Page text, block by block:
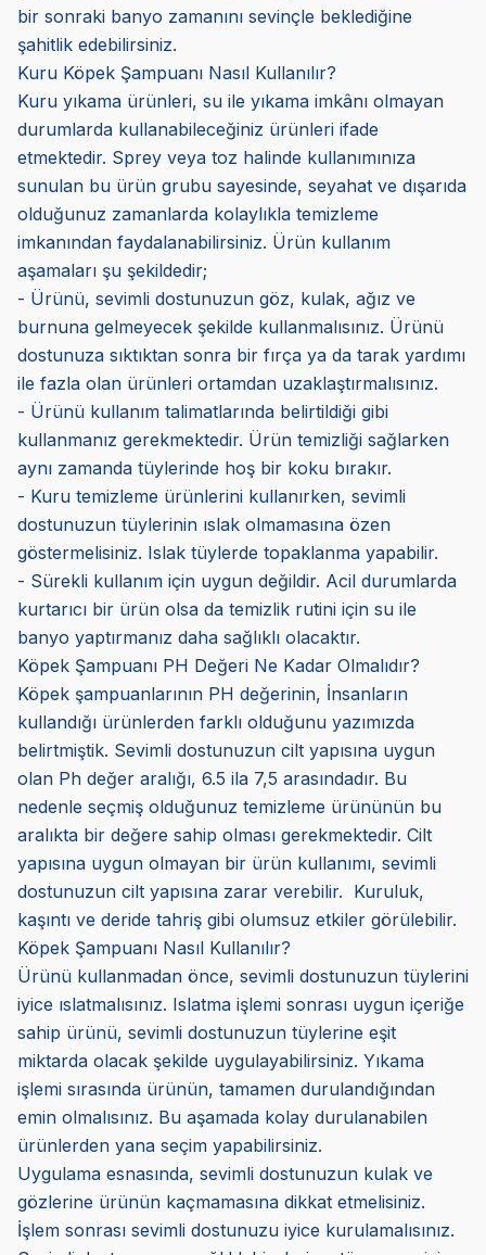
bir sonraki banyo zamanını sevinçle beklediğine
şahitlik edebilirsiniz.
Kuru Köpek Şampuanı Nasıl Kullanılır?
Kuru yıkama ürünleri, su ile yıkama imkânı olmayan
durumlarda kullanabileceğiniz ürünleri ifade
etmektedir. Sprey veya toz halinde kullanımınıza
sunulan bu ürün grubu sayesinde, seyahat ve dışarıda
olduğunuz zamanlarda kolaylıkla temizleme
imkanından faydalanabilirsiniz. Ürün kullanım
aşamaları şu şekildedir;
- Ürünü, sevimli dostunuzun göz, kulak, ağız ve
burnuna gelmeyecek şekilde kullanmalısınız. Ürünü
dostunuza sıktıktan sonra bir fırça ya da tarak yardımı
ile fazla olan ürünleri ortamdan uzaklaştırmalısınız.
- Ürünü kullanım talimatlarında belirtildiği gibi
kullanmanız gerekmektedir. Ürün temizliği sağlarken
aynı zamanda tüylerinde hoş bir koku bırakır.
- Kuru temizleme ürünlerini kullanırken, sevimli
dostunuzun tüylerinin ıslak olmamasına özen
göstermelisiniz. Islak tüylerde topaklanma yapabilir.
- Sürekli kullanım için uygun değildir. Acil durumlarda
kurtarıcı bir ürün olsa da temizlik rutini için su ile
banyo yaptırmanız daha sağlıklı olacaktır.
Köpek Şampuanı PH Değeri Ne Kadar Olmalıdır?
Köpek şampuanlarının PH değerinin, İnsanların
kullandığı ürünlerden farklı olduğunu yazımızda
belirtmiştik. Sevimli dostunuzun cilt yapısına uygun
olan Ph değer aralığı, 6.5 ila 7,5 arasındadır. Bu
nedenle seçmiş olduğunuz temizleme ürününün bu
aralıkta bir değere sahip olması gerekmektedir. Cilt
yapısına uygun olmayan bir ürün kullanımı, sevimli
dostunuzun cilt yapısına zarar verebilir. Kuruluk,
kaşıntı ve deride tahriş gibi olumsuz etkiler görülebilir.
Köpek Şampuanı Nasıl Kullanılır?
Ürünü kullanmadan önce, sevimli dostunuzun tüylerini
iyice ıslatmalısınız. Islatma işlemi sonrası uygun içeriğe
sahip ürünü, sevimli dostunuzun tüylerine eşit
miktarda olacak şekilde uygulayabilirsiniz. Yıkama
işlemi sırasında ürünün, tamamen durulandığından
emin olmalısınız. Bu aşamada kolay durulanabilen
ürünlerden yana seçim yapabilirsiniz.
Uygulama esnasında, sevimli dostunuzun kulak ve
gözlerine ürünün kaçmamasına dikkat etmelisiniz.
İşlem sonrası sevimli dostunuzu iyice kurulamalısınız.